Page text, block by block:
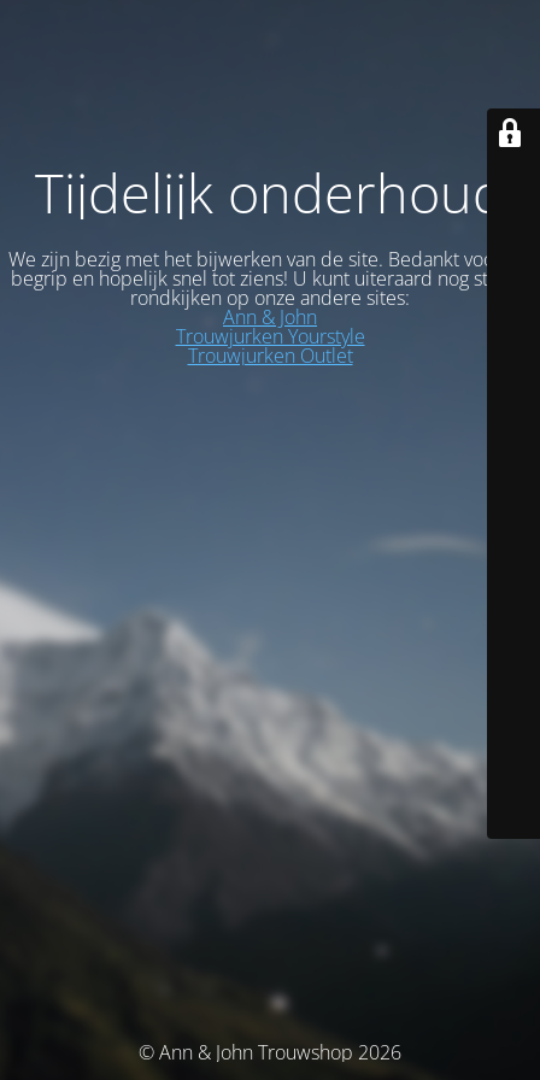
Tijdelijk onderhoud
We zijn bezig met het bijwerken van de site. Bedankt voor uw
begrip en hopelijk snel tot ziens! U kunt uiteraard nog steeds
rondkijken op onze andere sites:
Ann & John
Trouwjurken Yourstyle
Trouwjurken Outlet
© Ann & John Trouwshop 2026